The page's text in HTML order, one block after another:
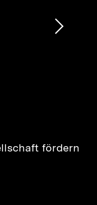
fördern